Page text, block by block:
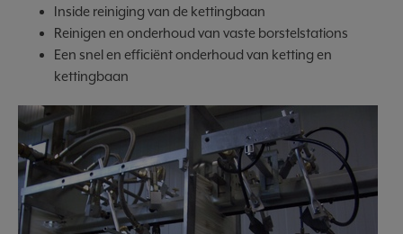
Inside reiniging van de kettingbaan
Reinigen en onderhoud van vaste borstelstations
Een snel en efficiënt onderhoud van ketting en
kettingbaan